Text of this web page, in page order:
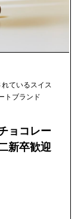
ているスイス
トブランド
ョコレー
新卒歓迎